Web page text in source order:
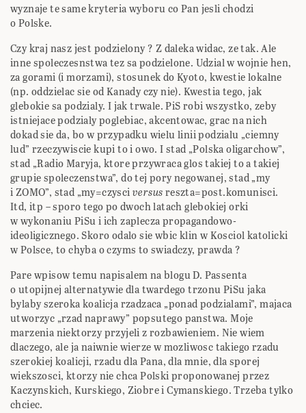
wyznaje te same kryteria wyboru co Pan jesli chodzi
o Polske.
Czy kraj nasz jest podzielony ? Z daleka widac, ze tak. Ale
inne spoleczesnstwa tez sa podzielone. Udzial w wojnie hen,
za gorami (i morzami), stosunek do Kyoto, kwestie lokalne
(np. oddzielac sie od Kanady czy nie). Kwestia tego, jak
glebokie sa podzialy. I jak trwale. PiS robi wszystko, zeby
istniejace podzialy poglebiac, akcentowac, grac na nich
dokad sie da, bo w przypadku wielu linii podzialu „ciemny
lud” rzeczywiscie kupi to i owo. I stad „Polska oligarchow”,
stad „Radio Maryja, ktore przywraca glos takiej to a takiej
grupie spoleczenstwa”, do tej pory negowanej, stad „my
i ZOMO”, stad „my=czysciversusreszta=post.komunisci.
Itd, itp – sporo tego po dwoch latach glebokiej orki
w wykonaniu PiSu i ich zaplecza propagandowo-
ideoligicznego. Skoro odalo sie wbic klin w Kosciol katolicki
w Polsce, to chyba o czyms to swiadczy, prawda ?
Pare wpisow temu napisalem na blogu D. Passenta
o utopijnej alternatywie dla twardego trzonu PiSu jaka
bylaby szeroka koalicja rzadzaca „ponad podzialami”, majaca
utworzyc „rzad naprawy” popsutego panstwa. Moje
marzenia niektorzy przyjeli z rozbawieniem. Nie wiem
dlaczego, ale ja naiwnie wierze w mozliwosc takiego rzadu
szerokiej koalicji, rzadu dla Pana, dla mnie, dla sporej
wiekszosci, ktorzy nie chca Polski proponowanej przez
Kaczynskich, Kurskiego, Ziobre i Cymanskiego. Trzeba tylko
chciec.